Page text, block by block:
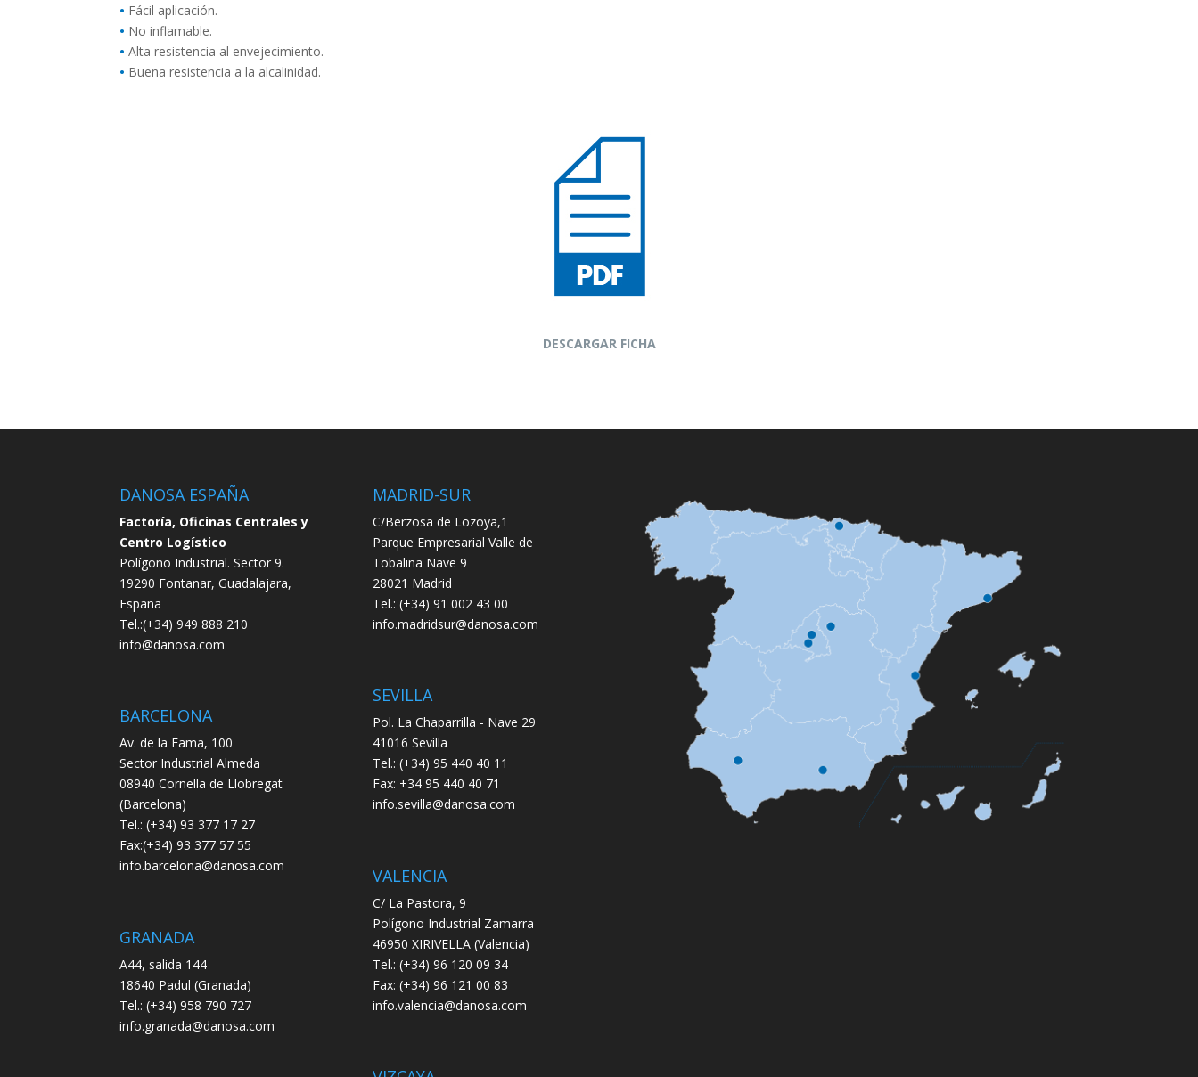
• Fácil aplicación.
• No inflamable.
• Alta resistencia al envejecimiento.
• Buena resistencia a la alcalinidad.
DESCARGAR FICHA
DANOSA ESPAÑA
Factoría, Oficinas Centrales y
Centro Logístico
Polígono Industrial. Sector 9.
19290 Fontanar, Guadalajara,
España
Tel.:(+34) 949 888 210
info@danosa.com
BARCELONA
Av. de la Fama, 100
Sector Industrial Almeda
08940 Cornella de Llobregat
(Barcelona)
Tel.: (+34) 93 377 17 27
Fax:(+34) 93 377 57 55
info.barcelona@danosa.com
GRANADA
A44, salida 144
18640 Padul (Granada)
Tel.: (+34) 958 790 727
info.granada@danosa.com
MADRID-SUR
C/Berzosa de Lozoya,1
Parque Empresarial Valle de
Tobalina Nave 9
28021 Madrid
Tel.: (+34) 91 002 43 00
info.madridsur@danosa.com
SEVILLA
Pol. La Chaparrilla - Nave 29
41016 Sevilla
Tel.: (+34) 95 440 40 11
Fax: +34 95 440 40 71
info.sevilla@danosa.com
VALENCIA
C/ La Pastora, 9
Polígono Industrial Zamarra
46950 XIRIVELLA (Valencia)
Tel.: (+34) 96 120 09 34
Fax: (+34) 96 121 00 83
info.valencia@danosa.com